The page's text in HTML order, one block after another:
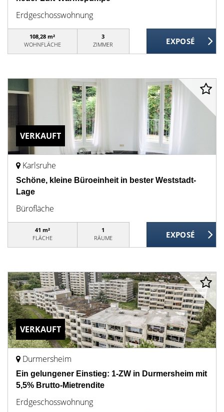
Erdgeschosswohnung
108,28 m²
WOHNFLÄCHE
3
ZIMMER
VERKAUFT
Karlsruhe
Schöne, kleine Büroeinheit in bester Weststadt-
Lage
Bürofläche
41 m²
FLÄCHE
1
RÄUME
VERKAUFT
Durmersheim
Ein gelungener Einstieg: 1-ZW in Durmersheim mit
5,5% Brutto-Mietrendite
Erdgeschosswohnung